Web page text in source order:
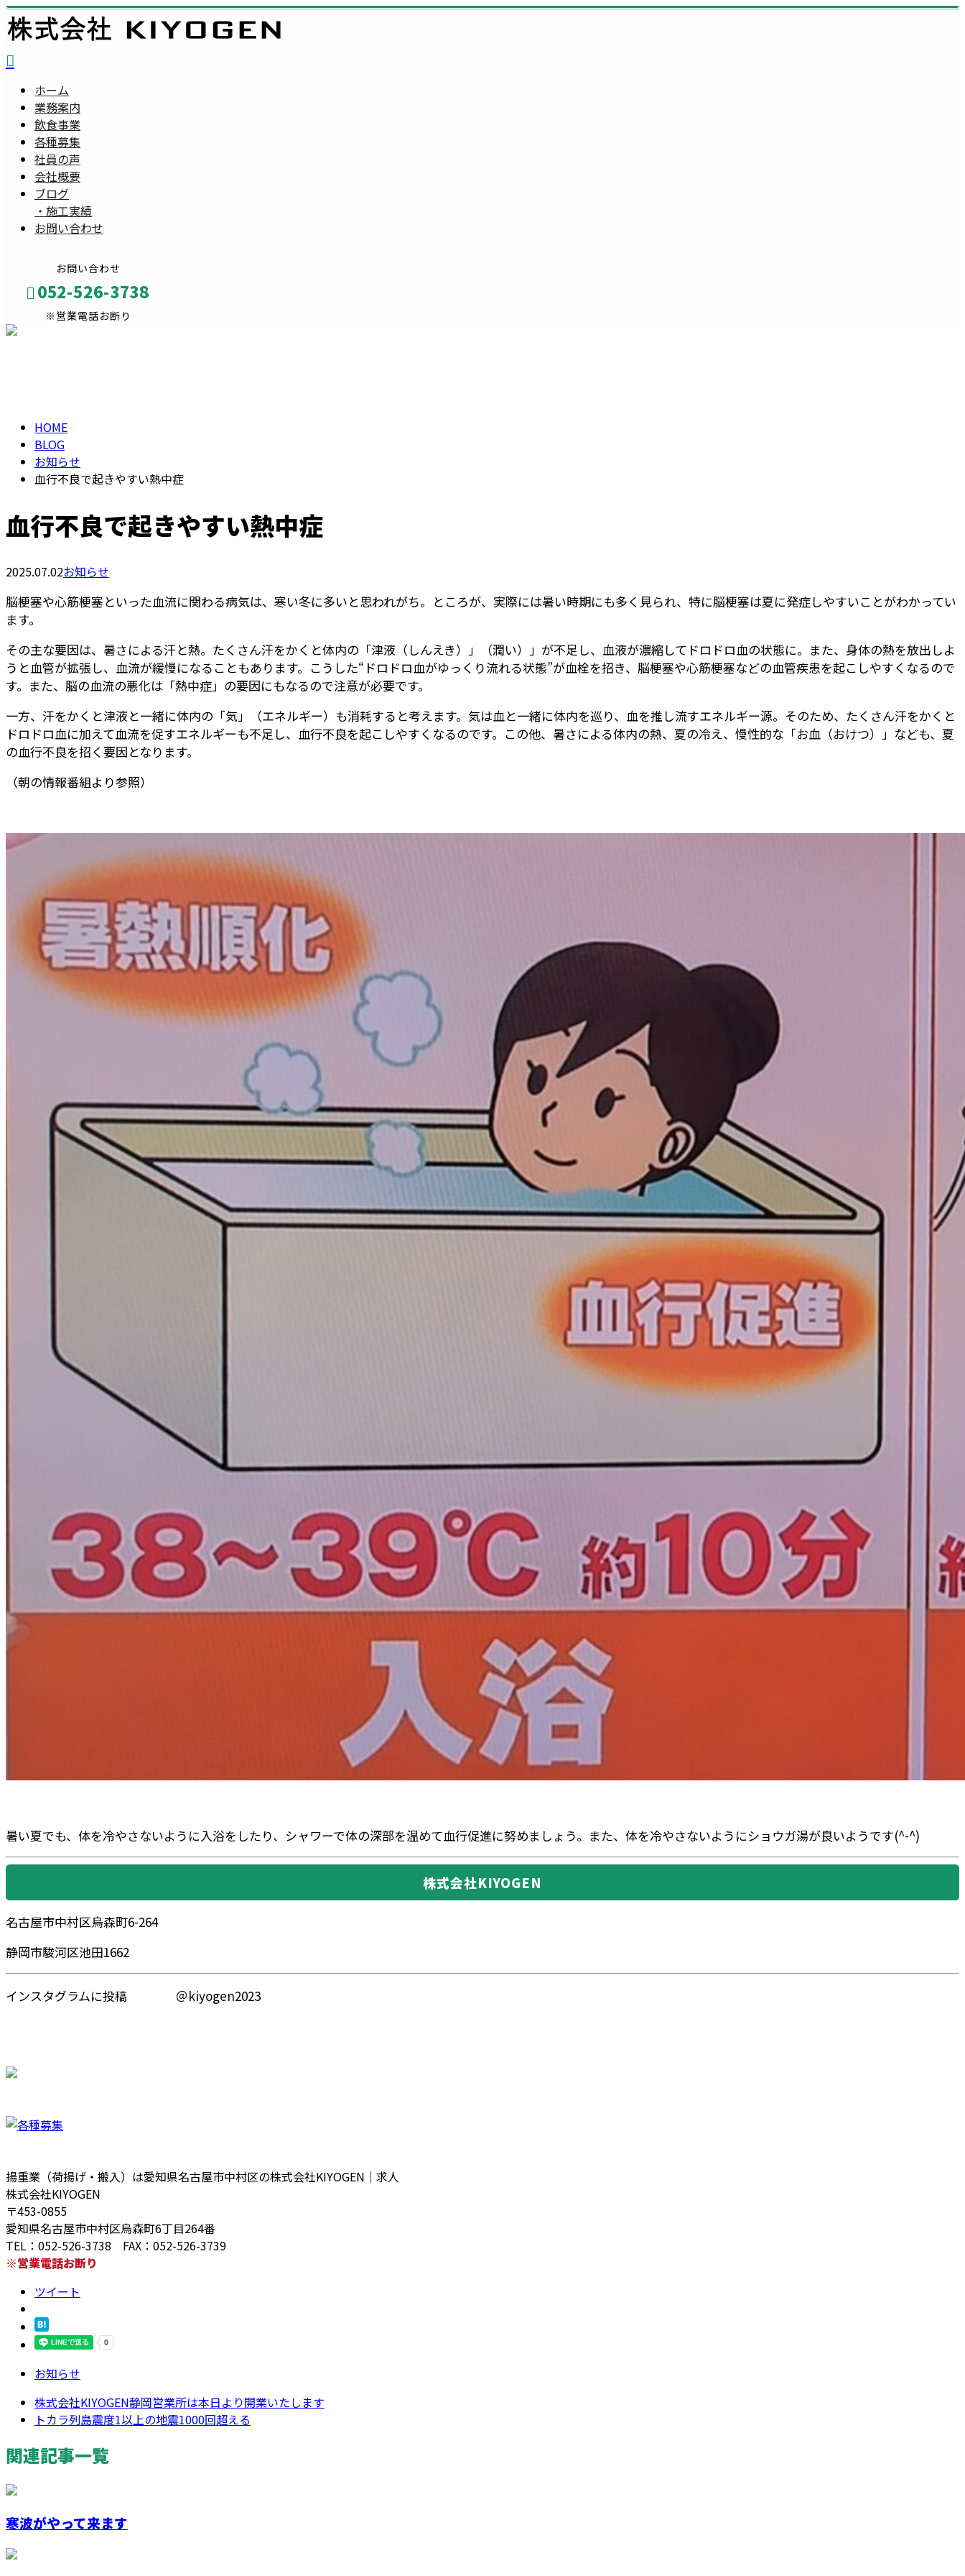
ホーム
業務案内
飲食事業
各種募集
社員の声
会社概要
ブログ
・ 施工実績
お問い合わせ
お問い合わせ
052-526-3738
※営業電話お断り
HOME
BLOG
お知らせ
血行不良で起きやすい熱中症
血行不良で起きやすい熱中症
2025.07.02お知らせ
脳梗塞や心筋梗塞といった血流に関わる病気は、寒い冬に多いと思われがち。ところが、実際には暑い時期にも多く見られ、特に脳梗塞は夏に発症しやすいことがわかってい
ます。
その主な要因は、暑さによる汗と熱。たくさん汗をかくと体内の「津液（しんえき）」（潤い）」が不足し、血液が濃縮してドロドロ血の状態に。また、身体の熱を放出しよ
うと血管が拡張し、血流が緩慢になることもあります。こうした“ドロドロ血がゆっくり流れる状態”が血栓を招き、脳梗塞や心筋梗塞などの血管疾患を起こしやすくなるので
す。また、脳の血流の悪化は「熱中症」の要因にもなるので注意が必要です。
一方、汗をかくと津液と一緒に体内の「気」（エネルギー）も消耗すると考えます。気は血と一緒に体内を巡り、血を推し流すエネルギー源。そのため、たくさん汗をかくと
ドロドロ血に加えて血流を促すエネルギーも不足し、血行不良を起こしやすくなるのです。この他、暑さによる体内の熱、夏の冷え、慢性的な「お血（おけつ）」なども、夏
の血行不良を招く要因となります。
（朝の情報番組より参照）
暑い夏でも、体を冷やさないように入浴をしたり、シャワーで体の深部を温めて血行促進に努めましょう。また、体を冷やさないようにショウガ湯が良いようです(^-^)
株式会社KIYOGEN
名古屋市中村区烏森町6-264
静岡市駿河区池田1662
インスタグラムに投稿 ＠kiyogen2023
揚重業（荷揚げ・搬入）は愛知県名古屋市中村区の株式会社KIYOGEN｜求人
株式会社KIYOGEN
〒453-0855
愛知県名古屋市中村区烏森町6丁目264番
TEL：052-526-3738 FAX：052-526-3739
※営業電話お断り
ツイート
お知らせ
株式会社KIYOGEN静岡営業所は本日より開業いたします
トカラ列島震度1以上の地震1000回超える
関連記事一覧
寒波がやって来ます